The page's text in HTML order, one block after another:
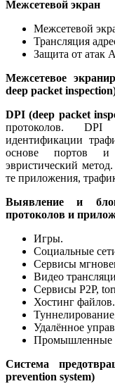
Межсетевой экран
Межсетевой
Трансляция
Защита от атак
Межсетевое
deep packet
DPI (deep packet
протоколов. DPI
идентификации
основе портов и
эвристический
те приложения,
Выявление и
протоколов и
Игры.
Социальные
Сервисы
Видео
Сервисы P2P,
Хостинг файлов.
Удалённое
Промышленные
Система
prevention system)